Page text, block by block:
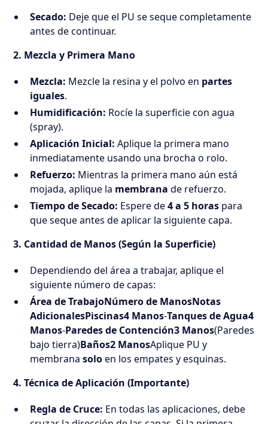
Secado: Deje que el PU se seque completamente
antes de continuar.
2. Mezcla y Primera Mano
Mezcla: Mezcle la resina y el polvo en partes
iguales.
Humidificación: Rocíe la superficie con agua
(spray).
Aplicación Inicial: Aplique la primera mano
inmediatamente usando una brocha o rolo.
Refuerzo: Mientras la primera mano aún está
mojada, aplique la membrana de refuerzo.
Tiempo de Secado: Espere de4 a 5 horas para
que seque antes de aplicar la siguiente capa.
3. Cantidad de Manos (Según la Superficie)
Dependiendo del área a trabajar, aplique el
siguiente número de capas:
Área de TrabajoNúmero de ManosNotas
AdicionalesPiscinas4 Manos-Tanques de Agua4
Manos-Paredes de Contención3 Manos(Paredes
bajo tierra)Baños2 ManosAplique PU y
membranasoloen los empates y esquinas.
4. Técnica de Aplicación (Importante)
Regla de Cruce: En todas las aplicaciones, debe